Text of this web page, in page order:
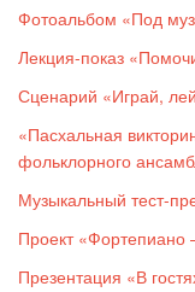
Фотоальбом «Под
Лекция-показ
Сценарий «Играй,
«Пасхальная
фольклорного
Музыкальный тест-
Проект «Фортепиано
Презентация «В